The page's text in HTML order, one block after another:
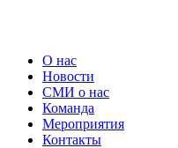
О нас
Новости
СМИ о нас
Команда
Мероприятия
Контакты